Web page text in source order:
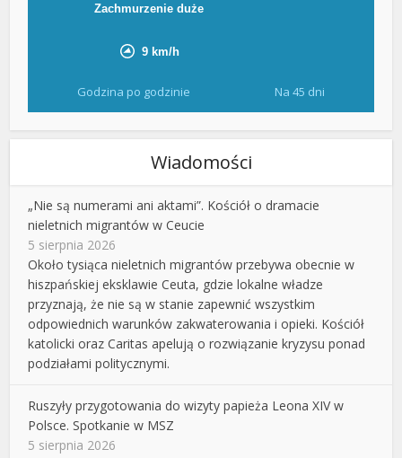
Godzina po godzinie Na 45 dni
Wiadomości
„Nie są numerami ani aktami”. Kościół o dramacie
nieletnich migrantów w Ceucie
5 sierpnia 2026
Około tysiąca nieletnich migrantów przebywa obecnie w
hiszpańskiej eksklawie Ceuta, gdzie lokalne władze
przyznają, że nie są w stanie zapewnić wszystkim
odpowiednich warunków zakwaterowania i opieki. Kościół
katolicki oraz Caritas apelują o rozwiązanie kryzysu ponad
podziałami politycznymi.
Ruszyły przygotowania do wizyty papieża Leona XIV w
Polsce. Spotkanie w MSZ
5 sierpnia 2026